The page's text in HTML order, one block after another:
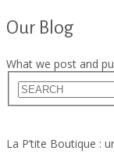
Our Blog
What we post and
La P’tite Boutique :